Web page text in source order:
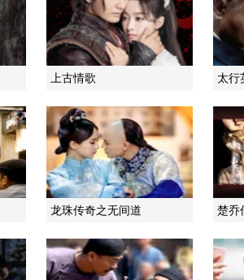
上古情歌 太行
龙珠传奇之无间道 楚乔